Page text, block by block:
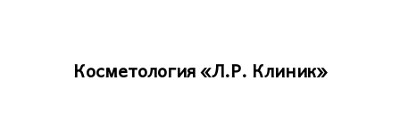
Косметология «Л.Р. Клиник»